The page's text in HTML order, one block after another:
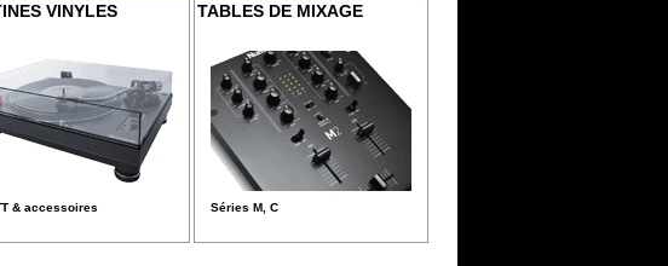
VINYLES
& accessoires
TABLES DE MIXAGE
Séries M, C